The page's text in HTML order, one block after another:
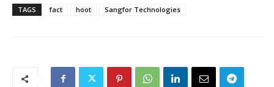
TAGS fact hoot Sangfor Technologies